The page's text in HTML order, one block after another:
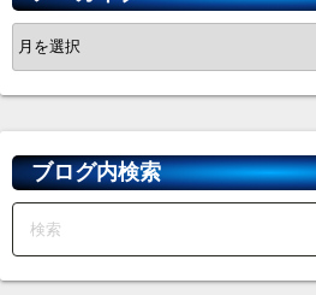
ア
ー
カ
イ
ブブログ内検索